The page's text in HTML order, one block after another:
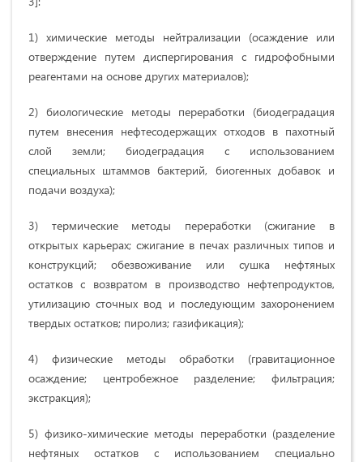
1) химические методы нейтрализации (осаждение или
отверждение путем диспергирования с гидрофобными
реагентами на основе других материалов);
2) биологические методы переработки (биодеградация
путем внесения нефтесодержащих отходов в пахотный
слой земли; биодеградация с использованием
специальных штаммов бактерий, биогенных добавок и
подачи воздуха);
3) термические методы переработки (сжигание в
открытых карьерах; сжигание в печах различных типов и
конструкций; обезвоживание или сушка нефтяных
остатков с возвратом в производство нефтепродуктов,
утилизацию сточных вод и последующим захоронением
твердых остатков; пиролиз; газификация);
4) физические методы обработки (гравитационное
осаждение; центробежное разделение; фильтрация;
экстракция);
5) физико-химические методы переработки (разделение
нефтяных остатков с использованием специально